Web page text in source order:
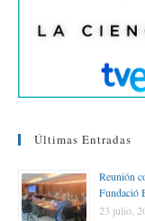
Últimas Entradas
Reunión
Fundació
23 julio,